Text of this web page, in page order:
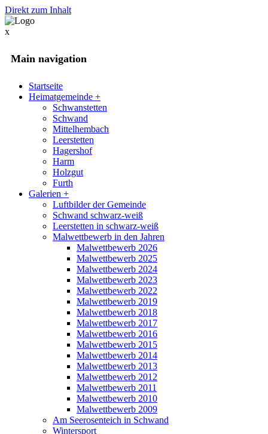
Direkt zum Inhalt
x
Main navigation
Startseite
Heimatgemeinde +
Schwanstetten
Schwand
Mittelhembach
Leerstetten
Hagershof
Harm
Holzgut
Furth
Galerien +
Luftbilder der Gemeinde
Schwand schwarz-weiß
Leerstetten in schwarz-weiß
Malwettbewerb in den Jahren
Malwettbewerb 2026
Malwettbewerb 2025
Malwettbewerb 2024
Malwettbewerb 2023
Malwettbewerb 2022
Malwettbewerb 2019
Malwettbewerb 2018
Malwettbewerb 2017
Malwettbewerb 2016
Malwettbewerb 2015
Malwettbewerb 2014
Malwettbewerb 2013
Malwettbewerb 2012
Malwettbewerb 2011
Malwettbewerb 2010
Malwettbewerb 2009
Am Seerosenteich in Schwand
Wintersport